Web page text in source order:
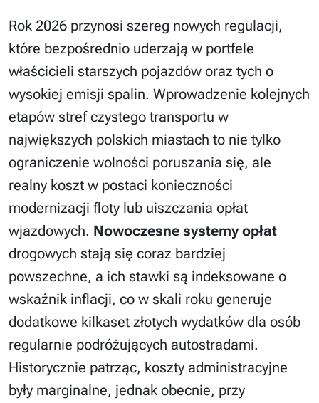
Rok 2026 przynosi szereg nowych regulacji,
które bezpośrednio uderzają w portfele
właścicieli starszych pojazdów oraz tych o
wysokiej emisji spalin. Wprowadzenie kolejnych
etapów stref czystego transportu w
największych polskich miastach to nie tylko
ograniczenie wolności poruszania się, ale
realny koszt w postaci konieczności
modernizacji floty lub uiszczania opłat
wjazdowych. Nowoczesne systemy opłat
drogowych stają się coraz bardziej
powszechne, a ich stawki są indeksowane o
wskaźnik inflacji, co w skali roku generuje
dodatkowe kilkaset złotych wydatków dla osób
regularnie podróżujących autostradami.
Historycznie patrząc, koszty administracyjne
były marginalne, jednak obecnie, przy